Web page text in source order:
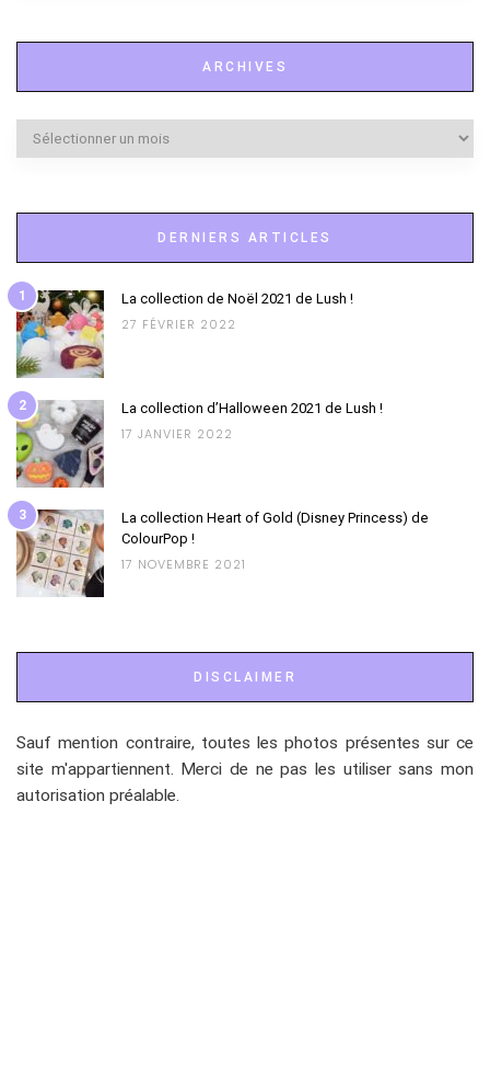
ARCHIVES
Archives
DERNIERS ARTICLES
1 La collection de Noël 2021 de Lush !
27 FÉVRIER 2022
2 La collection d’Halloween 2021 de Lush !
17 JANVIER 2022
3
La collection Heart of Gold (Disney Princess) de
ColourPop !
17 NOVEMBRE 2021
DISCLAIMER
Sauf mention contraire, toutes les photos présentes sur ce
site m'appartiennent. Merci de ne pas les utiliser sans mon
autorisation préalable.